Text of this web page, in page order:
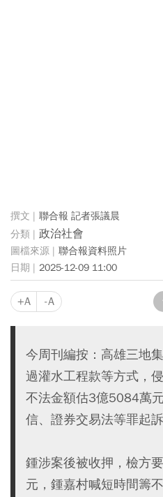
聯合報 記者張議晨
政治社會
聯合報資料照片
2025-12-09 11:00
+A -A
今周刊編按：高雄三地
過灌水工程款等方式，
不法金額估3億5084萬
信、證券交易法等罪起訴
鍾涉案後被收押，檢方
元，鍾嘉村喊短時間籌